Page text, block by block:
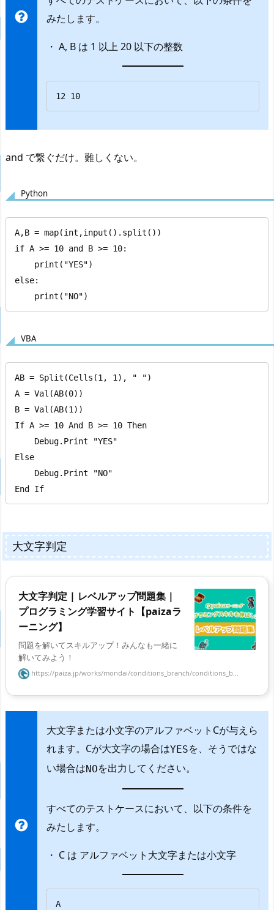
みたします。
・ A, B は 1 以上 20 以下の整数
12 10
and で繋ぐだけ。難しくない。
Python
A,B = map(int,input().split())
if A >= 10 and B >= 10:
else:
    print("NO")
VBA
AB = Split(Cells(1, 1), " ")
A = Val(AB(0))
B = Val(AB(1))
If A >= 10 And B >= 10 Then
Else
End If
大文字判定
大文字判定 | レベルアップ問題集 |
プログラミング学習サイト【paizaラ
ーニング】
問題を解いてスキルアップ！みんなも一緒に
解いてみよう！
https://paiza.jp/works/mondai/conditions_branch/conditions_b...
大文字または小文字のアルファベットCが与えら
れます。Cが大文字の場合はYESを、そうではな
い場合はNOを出力してください。
すべてのテストケースにおいて、以下の条件を
みたします。
・ C は アルファベット大文字または小文字
A